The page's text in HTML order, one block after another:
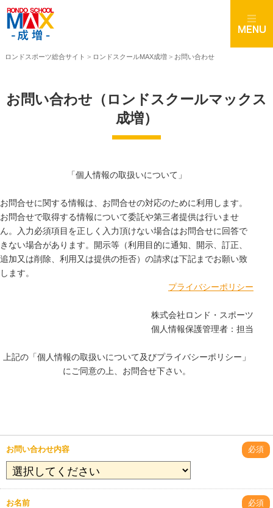
ロンドスポーツ総合サイト > ロンドスクールMAX成増 > お問い合わせ
お問い合わせ（ロンドスクールマックス
成増）
「個人情報の取扱いについて」
お問合せに関する情報は、お問合せの対応のために利用します。
お問合せで取得する情報について委託や第三者提供は行いませ
ん。入力必須項目を正しく入力頂けない場合はお問合せに回答で
きない場合があります。開示等（利用目的に通知、開示、訂正、
追加又は削除、利用又は提供の拒否）の請求は下記までお願い致
します。
プライバシーポリシー
株式会社ロンド・スポーツ
個人情報保護管理者：担当
上記の「個人情報の取扱いについて及びプライバシーポリシー」
にご同意の上、お問合せ下さい。
お問い合わせ内容 必須
お名前 必須